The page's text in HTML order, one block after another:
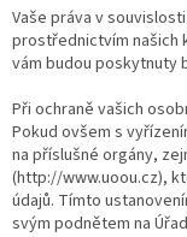
Vaše práva v
prostřednictvím našich
vám budou poskytnuty
Při ochraně vašich
Pokud ovšem s
na příslušné orgány,
(http://www.uoou.cz),
údajů. Tímto
svým podnětem na